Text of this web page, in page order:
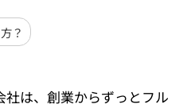
？
社は、創業からずっとフル